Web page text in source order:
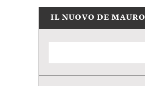
IL NUOVO DE MAURO